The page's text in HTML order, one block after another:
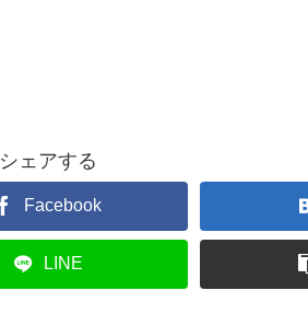
シェアする
Facebook
LINE